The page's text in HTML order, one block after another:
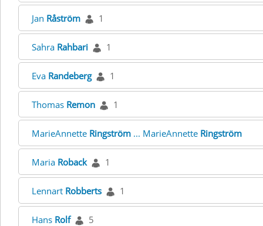
Jan Råström 1
Sahra Rahbari 1
Eva Randeberg 1
Thomas Remon 1
MarieAnnette Ringström ... MarieAnnette Ringström
Maria Roback 1
Lennart Robberts 1
Hans Rolf 5